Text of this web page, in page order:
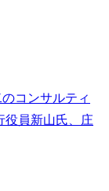
コンサルティ
役員新山氏、庄